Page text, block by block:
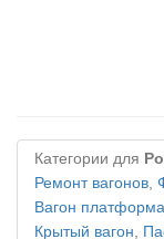
Категории для
Ремонт вагонов,
Вагон платформа
Крытый вагон,